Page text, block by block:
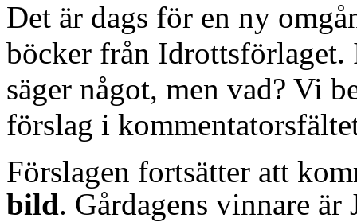
Det är dags för en ny
böcker från Idrottsförlaget.
säger något, men vad? Vi
förslag i
Förslagen fortsätter att
bild. Gårdagens vinnare